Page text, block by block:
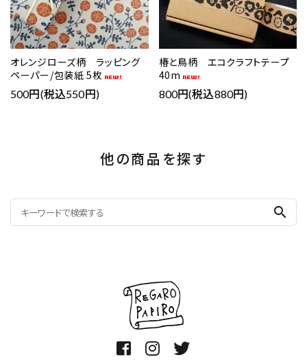
オレンジローズ柄 ラッピング
ペーパー/包装紙 5枚
500円(税込550円)
椿と鳥柄 エコクラフトテープ
40m
800円(税込880円)
他の商品を探す
search